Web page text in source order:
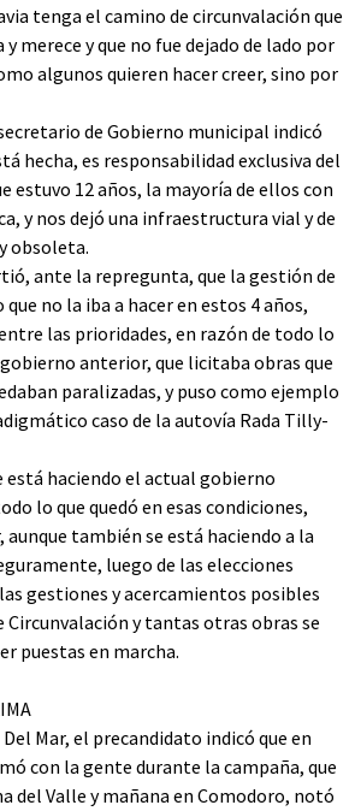
tenga el camino de circunvalación que
merece y que no fue dejado de lado por
algunos quieren hacer creer, sino por
de Gobierno municipal indicó
hecha, es responsabilidad exclusiva del
estuvo 12 años, la mayoría de ellos con
y nos dejó una infraestructura vial y de
obsoleta.
ante la repregunta, que la gestión de
que no la iba a hacer en estos 4 años,
las prioridades, en razón de todo lo
anterior, que licitaba obras que
paralizadas, y puso como ejemplo
caso de la autovía Rada Tilly-
está haciendo el actual gobierno
lo que quedó en esas condiciones,
aunque también se está haciendo a la
luego de las elecciones
gestiones y acercamientos posibles
Circunvalación y tantas otras obras se
puestas en marcha.
Mar, el precandidato indicó que en
con la gente durante la campaña, que
del Valle y mañana en Comodoro, notó